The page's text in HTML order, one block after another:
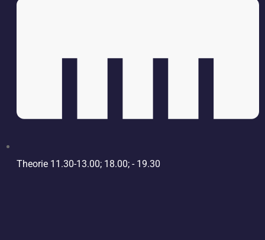
Theorie 11.30-13.00; 18.00; - 19.30